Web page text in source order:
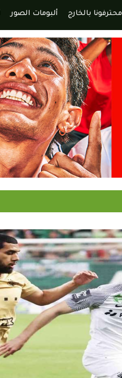
محترفونا بالخارج ألبومات الصور